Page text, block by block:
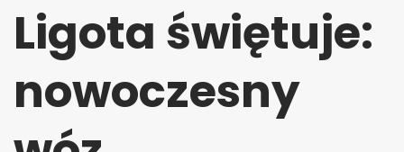
Ligota świętuje:
nowoczesny